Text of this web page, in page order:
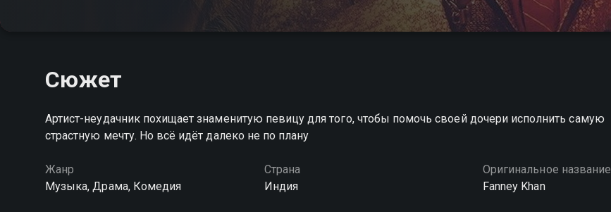
Сюжет
Артист-неудачник похищает знаменитую певицу для того, чтобы помочь своей дочери исполнить самую
страстную мечту. Но всё идёт далеко не по плану
Жанр
Музыка, Драма, Комедия
Страна
Индия
Оригинальное название
Fanney Khan